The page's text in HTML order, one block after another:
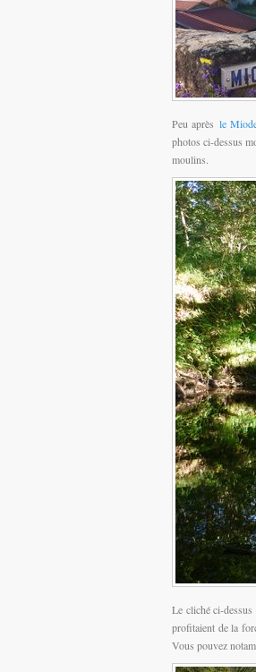
Peu après le
photos ci-dessus
moulins.
Le cliché ci-
profitaient de la
Vous pouvez